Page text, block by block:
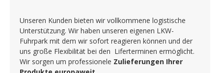
Unseren Kunden bieten wir vollkommene logistische
Unterstützung. Wir haben unseren eigenen LKW-
Fuhrpark mit dem wir sofort reagieren können und der
uns große Flexibilität bei den Liferterminen ermöglicht.
Wir sorgen um professionele Zulieferungen Ihrer